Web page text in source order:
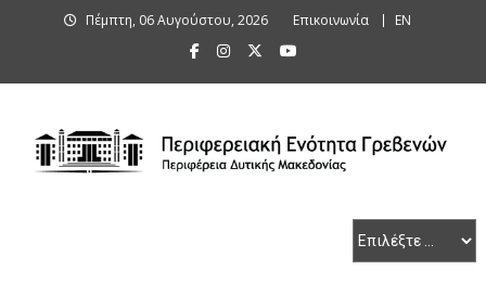
Πέμπτη, 06 Αυγούστου, 2026 Επικοινωνία ΕΝ